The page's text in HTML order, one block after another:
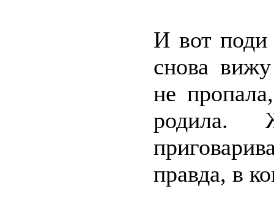
И вот поди
снова
не
родила.
правда, в